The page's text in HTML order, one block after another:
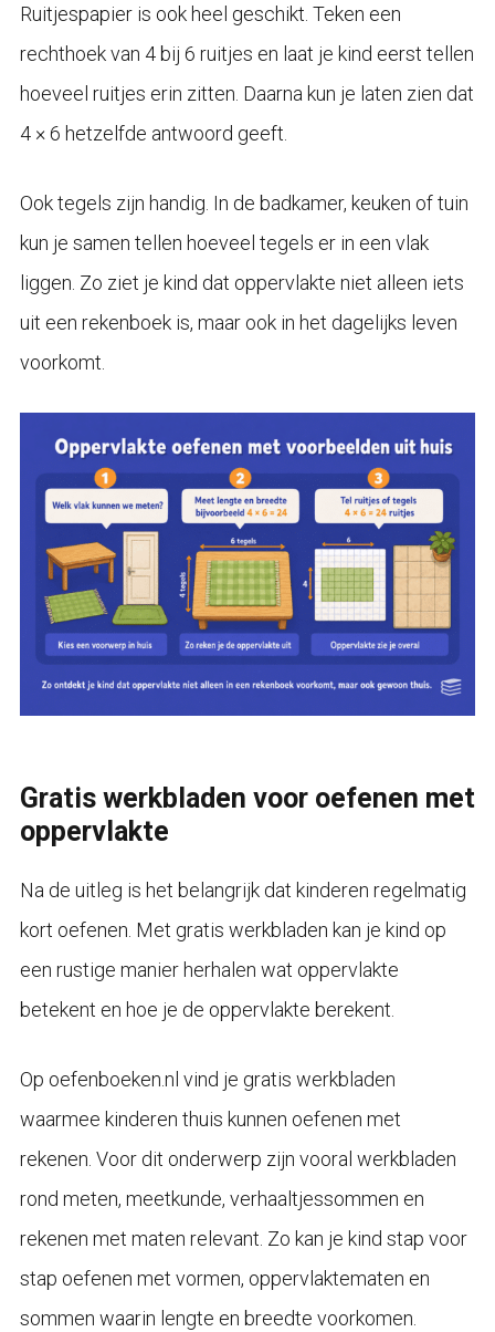
Ruitjespapier is ook heel geschikt. Teken een
rechthoek van 4 bij 6 ruitjes en laat je kind eerst tellen
hoeveel ruitjes erin zitten. Daarna kun je laten zien dat
4 × 6 hetzelfde antwoord geeft.
Ook tegels zijn handig. In de badkamer, keuken of tuin
kun je samen tellen hoeveel tegels er in een vlak
liggen. Zo ziet je kind dat oppervlakte niet alleen iets
uit een rekenboek is, maar ook in het dagelijks leven
voorkomt.
Gratis werkbladen voor oefenen met
oppervlakte
Na de uitleg is het belangrijk dat kinderen regelmatig
kort oefenen. Met gratis werkbladen kan je kind op
een rustige manier herhalen wat oppervlakte
betekent en hoe je de oppervlakte berekent.
Op oefenboeken.nl vind je gratis werkbladen
waarmee kinderen thuis kunnen oefenen met
rekenen. Voor dit onderwerp zijn vooral werkbladen
rond meten, meetkunde, verhaaltjessommen en
rekenen met maten relevant. Zo kan je kind stap voor
stap oefenen met vormen, oppervlaktematen en
sommen waarin lengte en breedte voorkomen.